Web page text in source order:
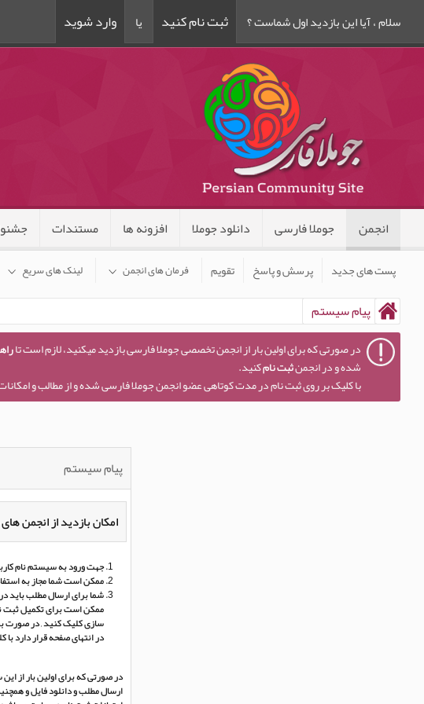
سلام ، آیا این بازدید اول شماست ؟ ثبت نام کنید یا وارد شوید
انجمن
پست های جدید پرسش و پاسخ تقویم فرمان های انجمن لینک های سریع
جوملا فارسی دانلود جوملا افزونه ها مستندات
پیام سیستم
در صورتی که برای اولین بار از انجمن تخصصی جوملا فارسی بازدید میکنید، لازم است تا
شده و در انجمنثبت نامکنید.
با کلیک بر روی ثبت نام در مدت کوتاهی عضو انجمن جوملا فارسی شده و از مطالب و
پیام سیستم
امکان بازدید از انجمن
جهت ورود به سیستم نام
ممکن است شما مجاز به
شما برای ارسال مطلب باید
ممکن است برای تکمیل ثبت
سازی کلیک کنید , در صورت
در انتهای صفحه قرار دارد
در صورتی که برای اولین بار از
ارسال مطلب و دانلود فایل و